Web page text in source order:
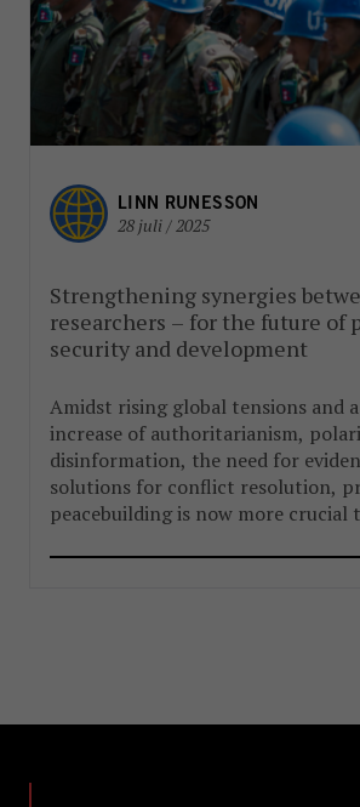
LINN RUNESSON
28 juli / 2025
Strengthening synergies
researchers – for the future of
security and development
Amidst rising global tensions and
increase of authoritarianism,
disinformation, the need for
solutions for conflict resolution,
peacebuilding is now more crucial